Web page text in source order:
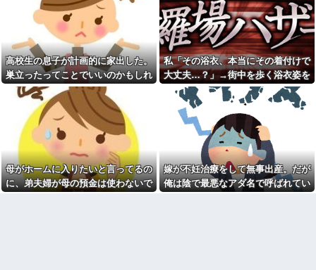
彼女と結婚の話をしていた時
に言われたことが衝撃だった
祖父が亡くなって遺品整理し
てたら大量の手紙が出てきた。
全部同じ女性で祖父と恋愛関係
だったっぽい
見知らぬママ「待って！車を
動かさないで！」私「え、何が
あったの！？」→慌てて降りる
と園長先生が激怒していて…
私「この絵馬、切ないお願い
が書いてある…」友人「読んで
みて」→有名神社で見つけた願
い事の内容に、思わず神様も困
るだろうと思ってしまい…
義妹夫のお兄さんが草加の集
まりにいてビックリ。義両親は
新興宗教大嫌いな人たちなのに...
あんたはねぇ…」私「また比べ
るの？」→積もり積もった不満
がついに爆発して…
日本韓国台湾「少子化です」
←わかる 中国北朝鮮「少子化
です」←強権国家でも止められ
ないのかよ
ラーメンハゲ「最近のインス
タントは店に出せるレベル」ラ
ーメン大好きJK「店とインスタ
ントの良さは別のベクトル」他
担当美容師と近所の道端でば
ったり。美容師「早く前みたい
に美容室に来てくださいよ～」
私「もう少し落ち着いたらお願
いします」
カメムシは同種のカメムシが
発した臭いでショック死する事
高校生の息子が計画的に家出した。
巣立ったってことでいいのかもしれ
ないけど、なんか割り切れず...
私「その浴衣、本当にその着付けで
大丈夫…？」→街中を歩く浴衣姿を
見て、違和感ばかりが気になってし
まい…
母がホームに入りたいと言ってるの
に、弟夫婦が母の預金は使わないで
嫁が不妊治療をして無事出産。だが
俺は陰で最悪なアダ名で呼ばれてい